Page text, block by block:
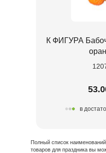
К ФИГУРА
в
Полный список
товаров для праздника вы